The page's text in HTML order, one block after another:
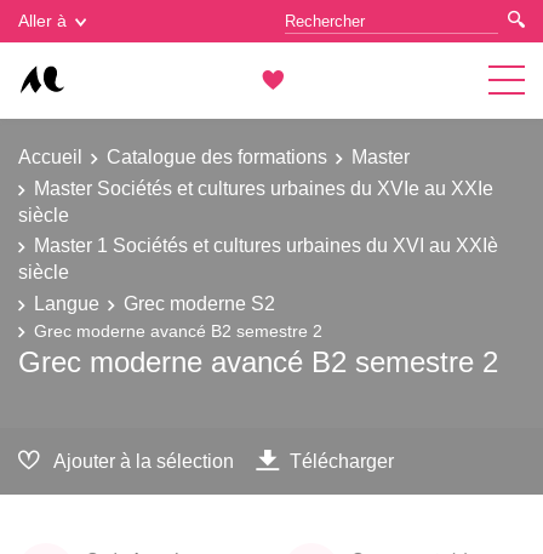
Aller à
Accueil Catalogue des formations
Master
Master Sociétés et cultures urbaines du XVIe au XXIe
siècle
Master 1 Sociétés et cultures urbaines du XVI au XXIè
siècle
Langue
Grec moderne S2
Grec moderne avancé B2 semestre 2
Grec moderne avancé B2 semestre 2
Ajouter à la sélection Télécharger
Gestion des cookies